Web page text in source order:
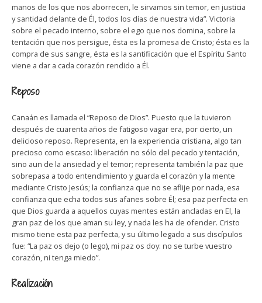
manos de los que nos aborrecen, le sirvamos sin temor, en justicia
y santidad delante de Él, todos los días de nuestra vida”. Victoria
sobre el pecado interno, sobre el ego que nos domina, sobre la
tentación que nos persigue, ésta es la promesa de Cristo; ésta es la
compra de sus sangre, ésta es la santificación que el Espíritu Santo
viene a dar a cada corazón rendido a Él.
Reposo
Canaán es llamada el “Reposo de Dios”. Puesto que la tuvieron
después de cuarenta años de fatigoso vagar era, por cierto, un
delicioso reposo. Representa, en la experiencia cristiana, algo tan
precioso como escaso: liberación no sólo del pecado y tentación,
sino aun de la ansiedad y el temor; representa también la paz que
sobrepasa a todo entendimiento y guarda el corazón y la mente
mediante Cristo Jesús; la confianza que no se aflije por nada, esa
confianza que echa todos sus afanes sobre Él; esa paz perfecta en
que Dios guarda a aquellos cuyas mentes están ancladas en El, la
gran paz de los que aman su ley, y nada les ha de ofender. Cristo
mismo tiene esta paz perfecta, y su último legado a sus discípulos
fue: “La paz os dejo (o lego), mi paz os doy: no se turbe vuestro
corazón, ni tenga miedo”.
Realización